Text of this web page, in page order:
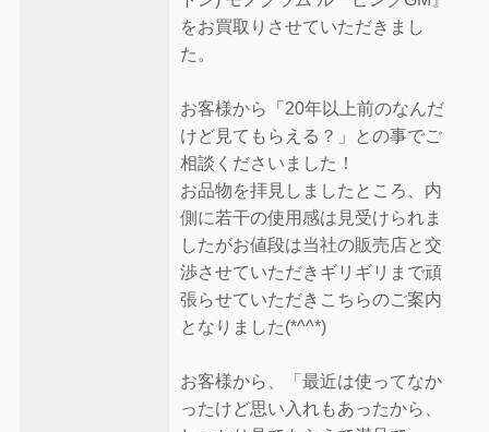
をお買取りさせていただきまし
た。
お客様から「20年以上前のなんだ
けど見てもらえる？」との事でご
相談くださいました！
お品物を拝見しましたところ、内
側に若干の使用感は見受けられま
したがお値段は当社の販売店と交
渉させていただきギリギリまで頑
張らせていただきこちらのご案内
となりました(*^^*)
お客様から、「最近は使ってなか
ったけど思い入れもあったから、